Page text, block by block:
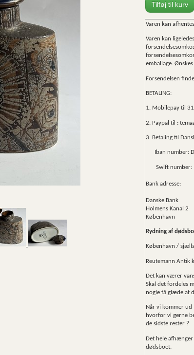
Tilføj til kurv
Varen kan
Varen kan
emballage.
Forsendelsen
BETALING:
1. Mobilepay til
2. Paypal til :
3. Betaling til
Iban number:
Swift number:
Bank adresse:
Danske Bank
Holmens Kanal 2
København
Rydning af
København /
Reutemann Antik
Det kan værer
Skal det fordeles
nogle få glæde af
Når vi kommer
hvorfor vi gerne
de sidste rester ?
Det hele
dødsboet.